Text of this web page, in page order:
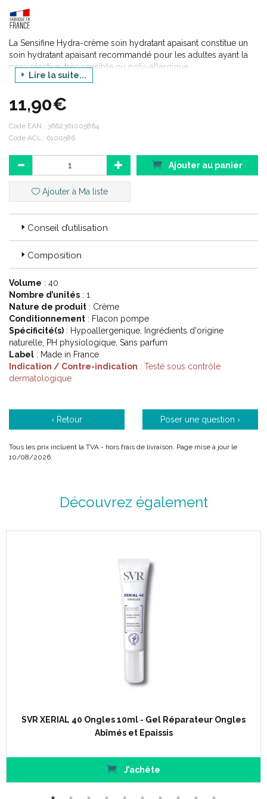
La Sensifine Hydra-crème soin hydratant apaisant constitue un
soin hydratant apaisant recommandé pour les adultes ayant la
peau réactive, très sensible ou poly-allergique.
Elle est formulée à base d’huiles végétales, de panthénol,
d’actifs hydratants qui hydratent intensément et durablement la
peau, nourrissent l’épiderme, apaisent les tiraillements,
fragilisée et procurent un confort immédiat.
Lire la suite...
11,90€
Code EAN : 3662361005864
Code ACL : 6100586
Ajouter au panier
Ajouter à Ma liste
Conseil d’utilisation
Composition
Volume : 40
Nombre d’unités : 1
Nature de produit : Crème
Conditionnement : Flacon pompe
Spécificité(s) : Hypoallergenique, Ingrédients d'origine
naturelle, PH physiologique, Sans parfum
Label : Made in France
Indication / Contre-indication : Testé sous contrôle
dermatologique
‹ Retour Poser une question ›
Tous les prix incluent la TVA - hors frais de livraison. Page mise à jour le
10/08/2026.
Découvrez également
SVR XERIAL 40 Ongles 10ml - Gel Réparateur Ongles
Abîmés et Epaissis
J’achète